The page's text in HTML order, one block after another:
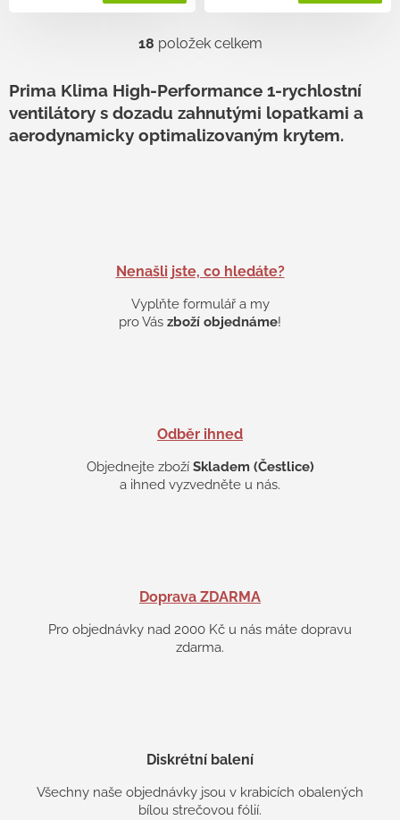
O
l
á
d
a
v
p
i
18 položek celkem
Prima Klima High-Performance 1-rychlostní
ventilátory s dozadu zahnutými lopatkami a
aerodynamicky optimalizovaným krytem.
Nenašli jste, co hledáte?
Vyplňte formulář a my
pro Vás zboží objednáme!
Odběr ihned
Objednejte zboží Skladem (Čestlice)
a ihned vyzvedněte u nás.
Doprava ZDARMA
Pro objednávky nad 2000 Kč u nás máte dopravu
zdarma.
Diskrétní balení
Všechny naše objednávky jsou v krabicích obalených
bílou strečovou fólií.